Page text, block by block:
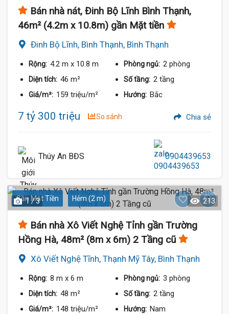
Bán nhà nát, Đinh Bộ Lĩnh Bình Thạnh,
46m² (4.2m x 10.8m) gần Mặt tiền
Đinh Bộ Lĩnh, Bình Thạnh, Bình Thạnh
Rộng: 4.2 m x 10.8 m Phòng ngủ: 2 phòng
Diện tích: 46 m² Số tầng: 2 tầng
Giá/m²: 159 triệu/m² Hướng: Bắc
7 tỷ 300 triệu So sánh Chia sẻ
Thúy An BĐS 0904439653
Gần Mặt Tiền Hẻm (2 m)
1 / 3 213
Bán nhà Xô Viết Nghệ Tỉnh gần Trường
Hồng Hà, 48m² (8m x 6m) 2 Tầng cũ
Xô Viết Nghệ Tĩnh, Thạnh Mỹ Tây, Bình Thạnh
Rộng: 8 m x 6 m Phòng ngủ: 3 phòng
Diện tích: 48 m² Số tầng: 2 tầng
Giá/m²: 148 triệu/m² Hướng: Nam